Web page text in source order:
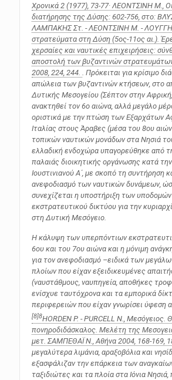
Xρονικά 2 (1977), 73-77· ΛΕΟΝΤΣΙΝΗ Μ.,
διατήρησης της Δύσης: 602-756, στο:
ΛΑΜΠΑΚΗΣ Στ. - ΛΕΟΝΤΣΙΝΗ Μ. -
στρατεύματα στη Δύση (5ος-11ος αι.).
χερσαίες και ναυτικές επιχειρήσεις:
αποστολή των βυζαντινών
2008, 224, 244. . Πρόκειται για κρίσιμο
απώλεια των βυζαντινών κτήσεων, στο
Δυτικής Μεσογείου (Σέπτον στην
ανακτηθεί τον 6ο αιώνα, αλλά μεγάλο
οριστικά με την πτώση των Εξαρχάτων
Ιταλίας στους Άραβες (μέσα του 8ου
τοπικών ναυτικών μονάδων στα Νησιά
ελλαδική ενδοχώρα υπαγορεύθηκε από
παλαιάς διοικητικής οργάνωσης κατά
Ιουστινιανού Α΄, με σκοπό τη συντήρηση
ανεφοδιασμό των ναυτικών δυνάμεων,
συνεχίζεται η υποστήριξη των
εκστρατευτικού δικτύου για την
στη Δυτική Μεσόγειο.
Η κάλυψη των υπερπόντιων
6ου και του 7ου αιώνα και η μόνιμη
για τον ανεφοδιασμό –ειδικά των
πλοίων που είχαν εξειδικευμένες
(ναυστάθμους, ναυπηγεία, αποθήκες
ενίσχυε ταυτόχρονα και τα εμπορικά
περιφερειών που είχαν γνωρίσει ύφεση
[8]8HORDEN P. - PURCELL N., Μεσόγειος.
πονηροδιδάσκαλος. Μελέτη της
μετ. ΣΑΜΠΕΘΑΪ Ν., Αθήνα 2004, 168-169,
μεγαλύτερα λιμάνια, αραξοβόλια και
εξασφάλιζαν την επάρκεια των
ταξιδιώτες και τα πλοία στα Ιόνια Νησιά,